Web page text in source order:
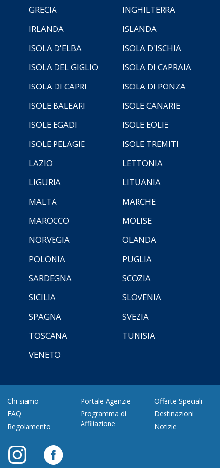
GRECIA
INGHILTERRA
IRLANDA
ISLANDA
ISOLA D'ELBA
ISOLA D'ISCHIA
ISOLA DEL GIGLIO
ISOLA DI CAPRAIA
ISOLA DI CAPRI
ISOLA DI PONZA
ISOLE BALEARI
ISOLE CANARIE
ISOLE EGADI
ISOLE EOLIE
ISOLE PELAGIE
ISOLE TREMITI
LAZIO
LETTONIA
LIGURIA
LITUANIA
MALTA
MARCHE
MAROCCO
MOLISE
NORVEGIA
OLANDA
POLONIA
PUGLIA
SARDEGNA
SCOZIA
SICILIA
SLOVENIA
SPAGNA
SVEZIA
TOSCANA
TUNISIA
VENETO
Chi siamo
FAQ
Regolamento
Portale Agenzie
Programma di
Affiliazione
Offerte Speciali
Destinazioni
Notizie